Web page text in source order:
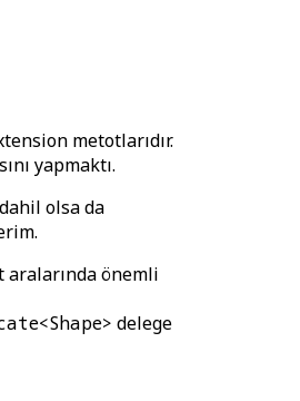
metotlarıdır.
yapmaktı.
olsa da
aralarında önemli
delege